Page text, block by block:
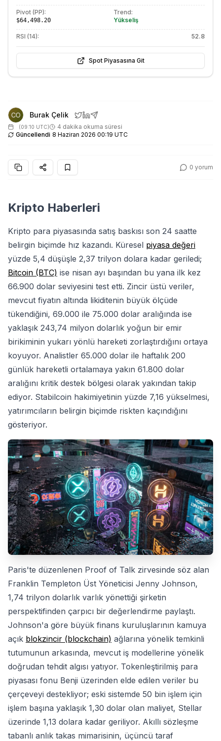
Pivot (PP):
$64,498.20
Trend:
Yükseliş
RSI (14): 52.8
Spot Piyasasına Git
Burak Çelik
(09:10 UTC)
4 dakika okuma süresi
Güncellendi 8 Haziran 2026 00:19 UTC
0 yorum
Kripto Haberleri
Kripto para piyasasında satış baskısı son 24 saatte
belirgin biçimde hız kazandı. Küresel piyasa değeri
yüzde 5,4 düşüşle 2,37 trilyon dolara kadar geriledi;
Bitcoin (BTC) ise nisan ayı başından bu yana ilk kez
66.900 dolar seviyesini test etti. Zincir üstü veriler,
mevcut fiyatın altında likiditenin büyük ölçüde
tükendiğini, 69.000 ile 75.000 dolar aralığında ise
yaklaşık 243,74 milyon dolarlık yoğun bir emir
birikiminin yukarı yönlü hareketi zorlaştırdığını ortaya
koyuyor. Analistler 65.000 dolar ile haftalık 200
günlük hareketli ortalamaya yakın 61.800 dolar
aralığını kritik destek bölgesi olarak yakından takip
ediyor. Stabilcoin hakimiyetinin yüzde 7,16 yükselmesi,
yatırımcıların belirgin biçimde riskten kaçındığını
gösteriyor.
Paris'te düzenlenen Proof of Talk zirvesinde söz alan
Franklin Templeton Üst Yöneticisi Jenny Johnson,
1,74 trilyon dolarlık varlık yönettiği şirketin
perspektifinden çarpıcı bir değerlendirme paylaştı.
Johnson'a göre büyük finans kuruluşlarının kamuya
açık blokzincir (blockchain) ağlarına yönelik temkinli
tutumunun arkasında, mevcut iş modellerine yönelik
doğrudan tehdit algısı yatıyor. Tokenleştirilmiş para
piyasası fonu Benji üzerinden elde edilen veriler bu
çerçeveyi destekliyor; eski sistemde 50 bin işlem için
işlem başına yaklaşık 1,30 dolar olan maliyet, Stellar
üzerinde 1,13 dolara kadar geriliyor. Akıllı sözleşme
tabanlı anlık takas mimarisinin, üçüncü taraf